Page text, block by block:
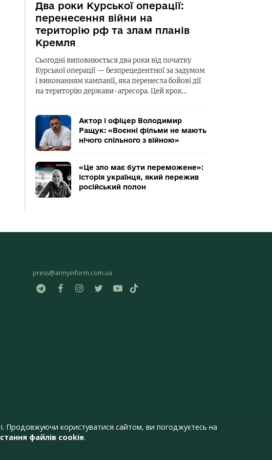
Два роки Курської операції:
перенесення війни на
територію рф та злам планів
Кремля
Сьогодні виповнюється два роки від початку
Курської операції — безпрецедентної за задумом
і виконанням кампанії, яка перенесла бойові дії
на територію держави-агресора. Цей крок…
Актор і офіцер Володимир
Ращук: «Воєнні фільми не мають
нічого спільного з війною»
«Це зло має бути переможене»:
історія українця, який пережив
російський полон
press@armyinform.com.ua
користуватися сайтом, ви погоджуєтесь на
файлів cookie.